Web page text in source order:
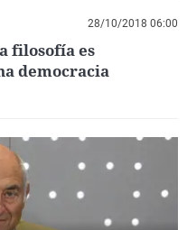
28/10/2018 06:00
filosofía es
democracia